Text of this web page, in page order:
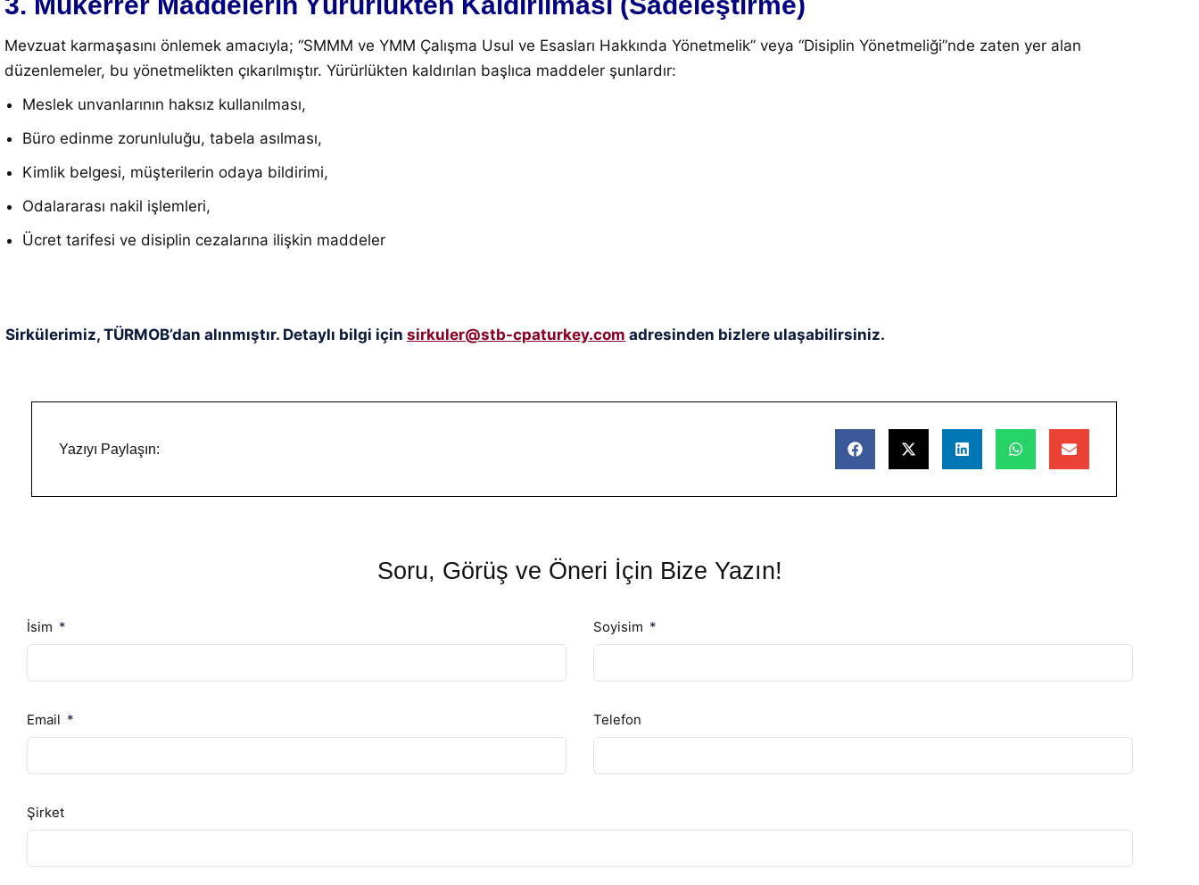
Mevzuat karmaşasını önlemek amacıyla; “SMMM ve YMM Çalışma Usul ve Esasları Hakkında Yönetmelik” veya “Disiplin Yönetmeliği”nde zaten yer alan
düzenlemeler, bu yönetmelikten çıkarılmıştır. Yürürlükten kaldırılan başlıca maddeler şunlardır:
Meslek unvanlarının haksız kullanılması,
Büro edinme zorunluluğu, tabela asılması,
Kimlik belgesi, müşterilerin odaya bildirimi,
Odalararası nakil işlemleri,
Ücret tarifesi ve disiplin cezalarına ilişkin maddeler
Sirkülerimiz, TÜRMOB’dan alınmıştır. Detaylı bilgi için sirkuler@stb-cpaturkey.com adresinden bizlere ulaşabilirsiniz.
Yazıyı Paylaşın:
Soru, Görüş ve Öneri İçin Bize Yazın!
İsim Soyisim
Email Telefon
Şirket